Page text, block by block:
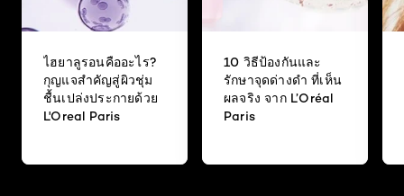
ไฮยาลูรอนคืออะไร?
กุญแจสำคัญสู่ผิวชุ่ม
ชื้นเปล่งประกายด้วย
L'Oreal Paris
10 วิธีป้องกันและ
รักษาจุดด่างดำ ที่เห็น
ผลจริง จาก L’Oréal
Paris